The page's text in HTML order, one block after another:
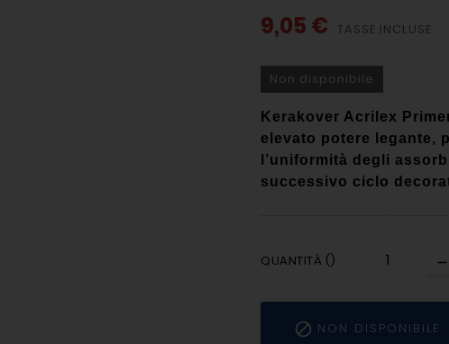
9,05 € TASSE INCLUSE
Non disponibile
Kerakover Acrilex
elevato potere legante,
l’uniformità degli
successivo ciclo
QUANTITÀ ()
 NON DISPONIBILE